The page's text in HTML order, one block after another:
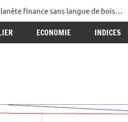
finance sans langue de bois…
ECONOMIE INDICES